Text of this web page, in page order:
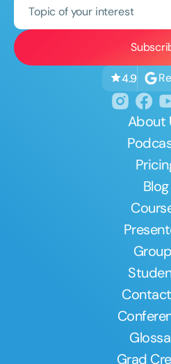
Topic of your interest
4.9
About
Blog
Grad